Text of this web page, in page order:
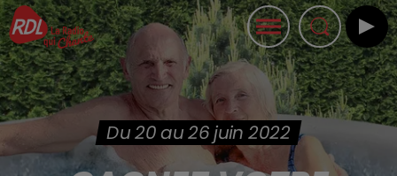
Du 20 au 26 juin 2022